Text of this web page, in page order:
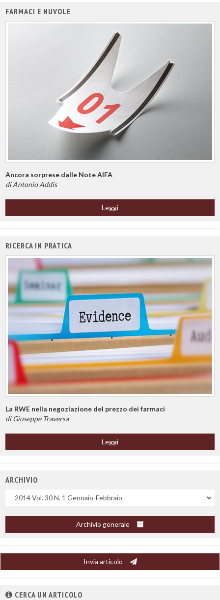
FARMACI E NUVOLE
Ancora sorprese dalle Note AIFA
di Antonio Addis
Leggi
RICERCA IN PRATICA
La RWE nella negoziazione del prezzo dei farmaci
di Giuseppe Traversa
Leggi
ARCHIVIO
Uscite
Archivio generale
Invia articolo
CERCA UN ARTICOLO